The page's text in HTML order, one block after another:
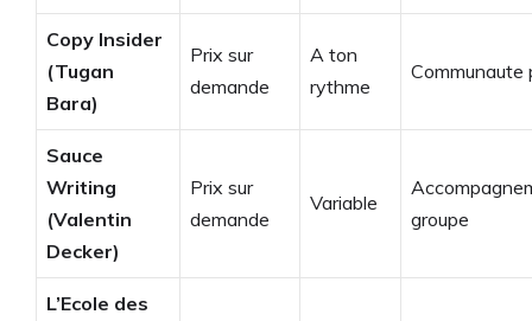
Copy Insider
(Tugan
Bara)
Prix sur
demande
A ton
rythme
Communaute
Sauce
Writing
(Valentin
Decker)
Prix sur
demande
Variable
groupe
L’Ecole des